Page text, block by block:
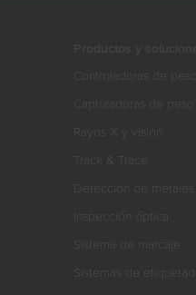
Controladoras de peso
Capturadoras de peso
Rayos X y visión
Track & Trace
Detección de metales
Inspección óptica
Sistema de marcaje
Sistemas de etiquetado